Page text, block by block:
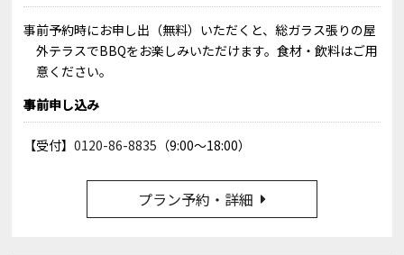
事前予約時にお申し出（無料）いただくと、総ガラス張りの屋
外テラスでBBQをお楽しみいただけます。食材・飲料はご用
意ください。
事前申し込み
【受付】0120-86-8835 （9:00〜18:00）
プラン予約・詳細